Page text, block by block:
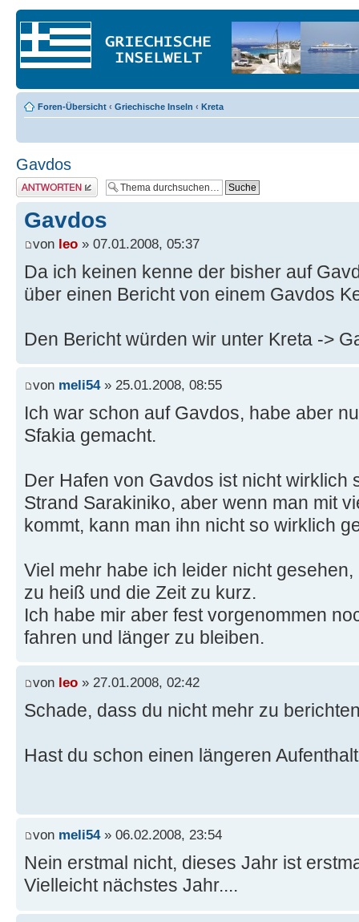
Foren-Übersicht ‹ Griechische Inseln ‹ Kreta
Gavdos
Antwort erstellen
Gavdos
von leo » 07.01.2008, 05:37
Da ich keinen kenne der bisher auf
über einen Bericht von einem Gavdos
Den Bericht würden wir unter Kreta ->
von meli54» 25.01.2008, 08:55
Ich war schon auf Gavdos, habe aber
Sfakia gemacht.
Der Hafen von Gavdos ist nicht wirklich
Strand Sarakiniko, aber wenn man mit
kommt, kann man ihn nicht so wirklich
Viel mehr habe ich leider nicht
zu heiß und die Zeit zu kurz.
Ich habe mir aber fest vorgenommen
fahren und länger zu bleiben.
von leo » 27.01.2008, 02:42
Schade, dass du nicht mehr zu
Hast du schon einen längeren
von meli54» 06.02.2008, 23:54
Nein erstmal nicht, dieses Jahr ist
Vielleicht nächstes Jahr....